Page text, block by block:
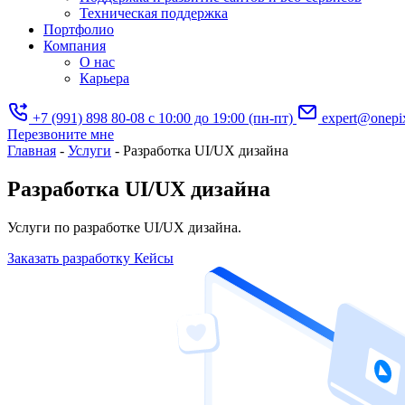
Техническая поддержка
Портфолио
Компания
О нас
Карьера
+7 (991) 898 80-08 с 10:00 до 19:00 (пн-пт)
Перезвоните мне
Главная - Услуги - Разработка UI/UX дизайна
Разработка UI/UX дизайна
Услуги по разработке UI/UX дизайна.
Заказать разработку Кейсы